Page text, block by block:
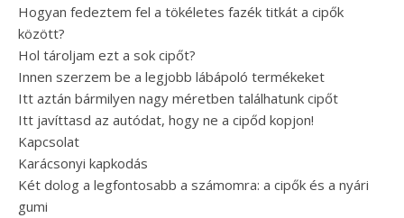
Hogyan fedeztem fel a tökéletes fazék titkát a cipők
között?
Hol tároljam ezt a sok cipőt?
Innen szerzem be a legjobb lábápoló termékeket
Itt aztán bármilyen nagy méretben találhatunk cipőt
Itt javíttasd az autódat, hogy ne a cipőd kopjon!
Kapcsolat
Karácsonyi kapkodás
Két dolog a legfontosabb a számomra: a cipők és a nyári
gumi